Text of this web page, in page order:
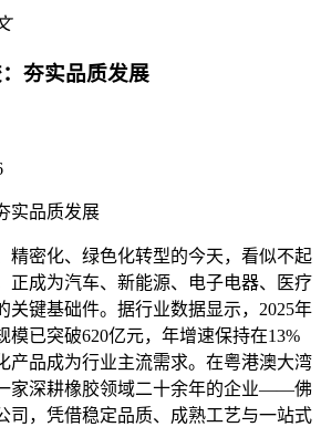
夯实品质发展
实品质发展
精密化、绿色化转型的今天，看似不起
正成为汽车、新能源、电子电器、医疗
关键基础件。据行业数据显示，2025年
模已突破620亿元，年增速保持在13%
产品成为行业主流需求。在粤港澳大湾
家深耕橡胶领域二十余年的企业——佛
司，凭借稳定品质、成熟工艺与一站式